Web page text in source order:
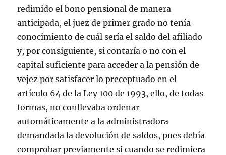
redimido el bono pensional de manera
anticipada, el juez de primer grado no tenía
conocimiento de cuál sería el saldo del afiliado
y, por consiguiente, si contaría o no con el
capital suficiente para acceder a la pensión de
vejez por satisfacer lo preceptuado en el
artículo 64 de la Ley 100 de 1993, ello, de todas
formas, no conllevaba ordenar
automáticamente a la administradora
demandada la devolución de saldos, pues debía
comprobar previamente si cuando se redimiera